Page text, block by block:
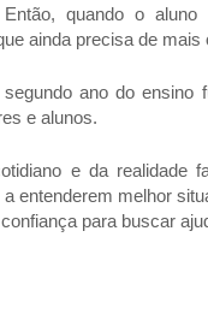
quando o aluno
ainda precisa de mais
ano do ensino
e alunos.
e da realidade
entenderem melhor
para buscar